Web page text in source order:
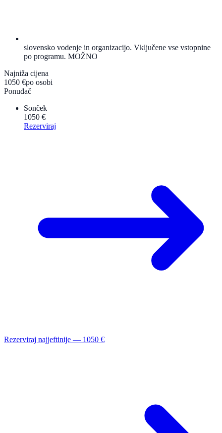
slovensko vodenje in organizacijo. Vključene vse vstopnine
po programu. MOŽNO
Najniža cijena
1050 €po osobi
Ponuđač
Sonček
1050 €
Rezerviraj
Rezerviraj najjeftinije — 1050 €